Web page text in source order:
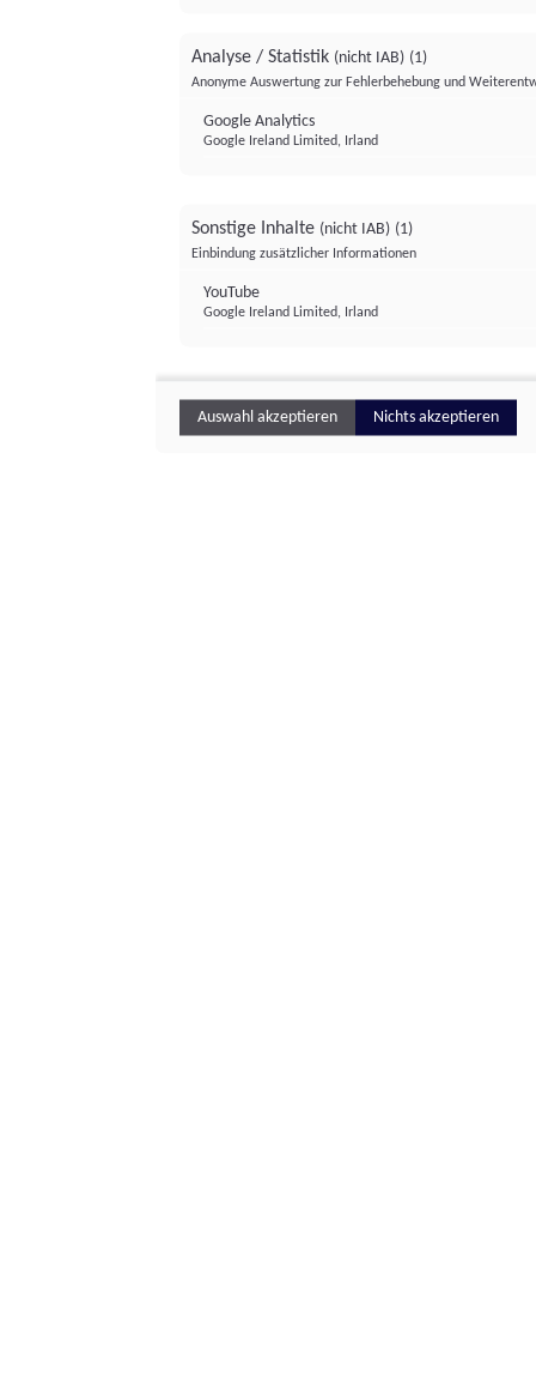
Analyse / Statistik (nicht IAB) (1)
Anonyme Auswertung zur Fehlerbehebung und
Google Analytics
Google Ireland Limited, Irland
Sonstige Inhalte (nicht IAB) (1)
Einbindung zusätzlicher Informationen
YouTube
Google Ireland Limited, Irland
Auswahl akzeptieren Nichts akzeptieren